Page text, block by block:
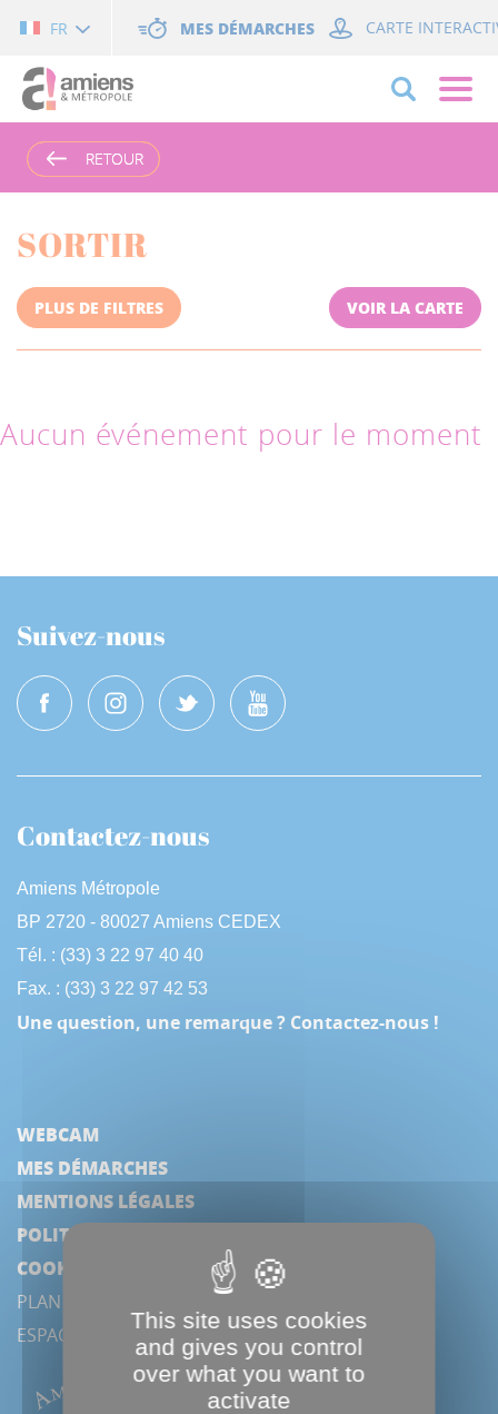
FR MES DÉMARCHES CARTE
RETOUR
RETOUR
SORTIR
PLUS DE FILTRES VOIR LA CARTE
Aucun événement pour le moment
Suivez-nous
Contactez-nous
Amiens Métropole
BP 2720 - 80027 Amiens CEDEX
Tél. : (33) 3 22 97 40 40
Fax. : (33) 3 22 97 42 53
Une question, une remarque ? Contactez-nous !
WEBCAM
MES DÉMARCHES
MENTIONS LÉGALES
POLITIQUE DE CONFIDENTIALITÉ
COOKIES
PLAN DU SITE
ESPACE PRESSE
This site uses cookies
and gives you control
over what you want to
activate